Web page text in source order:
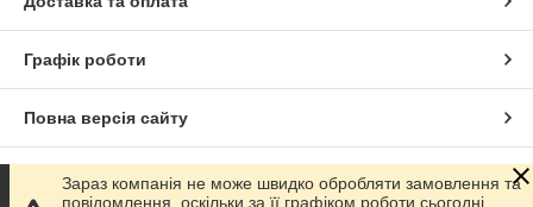
Графік роботи
Повна версія сайту
Сайт створено на маркетплейсі Prom.ua
Зараз компанія не може швидко обробляти замовлення та
повідомлення, оскільки за її графіком роботи сьогодні